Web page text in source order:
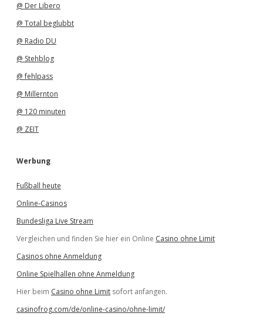
@ Der Libero
@ Total beglubbt
@ Radio DU
@ Stehblog
@ fehlpass
@ Millernton
@ 120 minuten
@ ZEIT
Werbung
Fußball heute
Online-Casinos
Bundesliga Live Stream
Vergleichen und finden Sie hier ein Online Casino ohne Limit
Casinos ohne Anmeldung
Online Spielhallen ohne Anmeldung
Hier beim Casino ohne Limit sofort anfangen.
casinofrog.com/de/online-casino/ohne-limit/